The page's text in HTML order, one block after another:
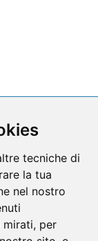
tecniche di
la tua
nel nostro
mirati, per
TV